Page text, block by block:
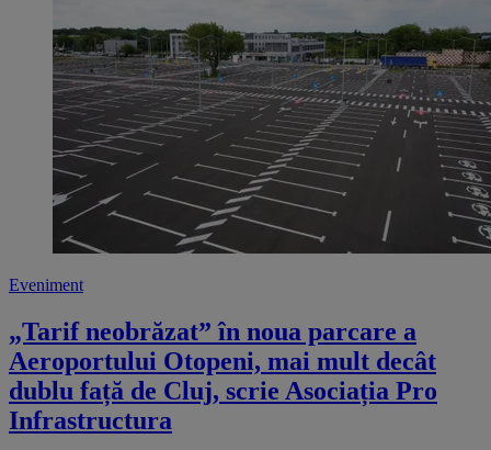
Eveniment
„Tarif neobrăzat” în noua parcare a
Aeroportului Otopeni, mai mult decât
dublu față de Cluj, scrie Asociația Pro
Infrastructura